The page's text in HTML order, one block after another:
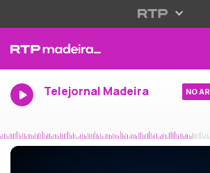
Telejornal Madeira NO AR